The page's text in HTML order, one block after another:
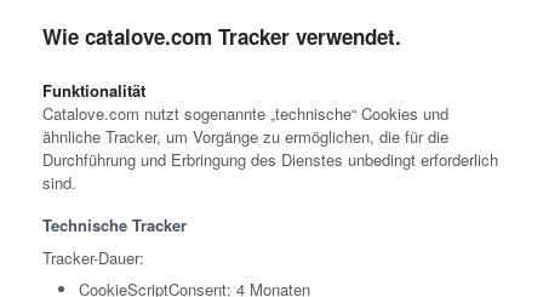
Wie catalove.com Tracker verwendet.
Funktionalität
Catalove.com nutzt sogenannte „technische“ Cookies und
ähnliche Tracker, um Vorgänge zu ermöglichen, die für die
Durchführung und Erbringung des Dienstes unbedingt erforderlich
sind.
Technische Tracker
Tracker-Dauer:
CookieScriptConsent: 4 Monaten